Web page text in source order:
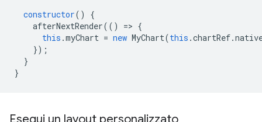
constructor()
{
afterNextRender(() => {
this .myChart = new MyChart(this .chartRef.
});
}
}